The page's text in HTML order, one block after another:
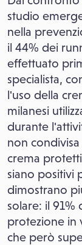
studio
nella
il 44% dei
effettuato
specialista,
l'uso della
milanesi
durante
non
crema
siano positivi
dimostrano
solare: il 91%
protezione in
che però